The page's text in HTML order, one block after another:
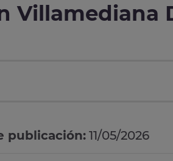
Villamediana
publicación: 11/05/2026